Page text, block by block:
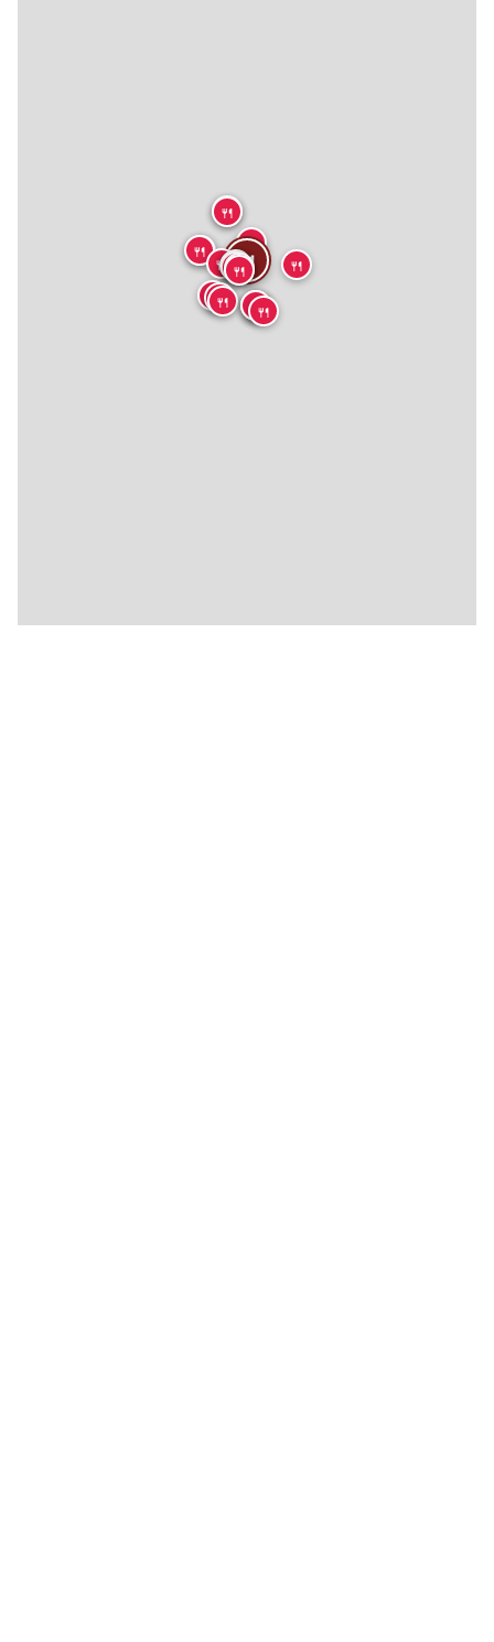
🍴
🍴
🍴
🍴
🍴
🍴
🍴
🍴
🍴
🍴
🍴
🍴
🍴
🍴
🍴
🍴
🍴
🍴
🍴
🍴